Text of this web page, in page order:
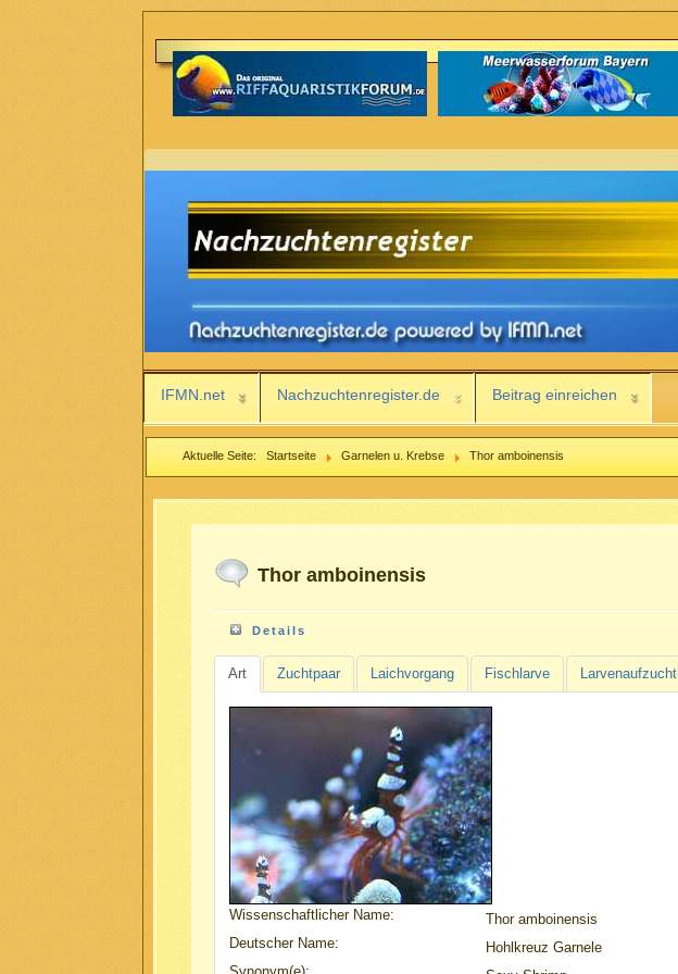
IFMN.net Nachzuchtenregister.de Beitrag einreichen
Aktuelle Seite:Startseite Garnelen u. Krebse Thor amboinensis
Thor amboinensis
Details
Art Zuchtpaar Laichvorgang Fischlarve Larvenaufzucht
Wissenschaftlicher Name:
Thor amboinensis
Deutscher Name:
Hohlkreuz Garnele